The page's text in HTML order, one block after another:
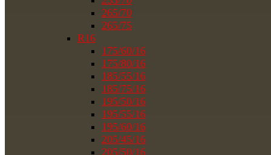
265/70
265/75
R16
175/60/16
175/80/16
185/55/16
185/75/16
195/50/16
195/55/16
195/60/16
205/45/16
205/50/16